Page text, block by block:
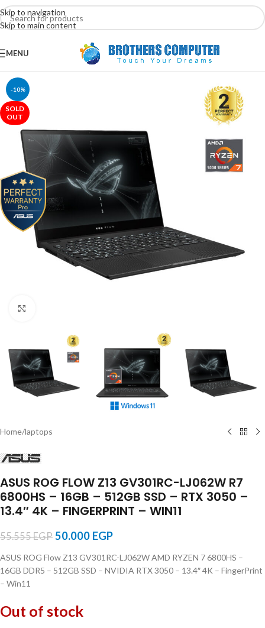
Skip to navigation
Skip to main content
MENU
-10%
SOLD
OUT
Home/laptops
ASUS ROG FLOW Z13 GV301RC-LJ062W R7
6800HS – 16GB – 512GB SSD – RTX 3050 –
13.4″ 4K – FINGERPRINT – WIN11
55.555EGP 50.000 EGP
ASUS ROG Flow Z13 GV301RC-LJ062W AMD RYZEN 7 6800HS –
16GB DDR5 – 512GB SSD – NVIDIA RTX 3050 – 13.4″ 4K – FingerPrint
– Win11
Out of stock